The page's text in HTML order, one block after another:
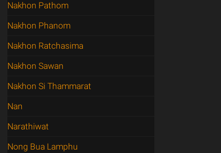
Nakhon Pathom
Nakhon Phanom
Nakhon Ratchasima
Nakhon Sawan
Nakhon Si Thammarat
Nan
Narathiwat
Nong Bua Lamphu